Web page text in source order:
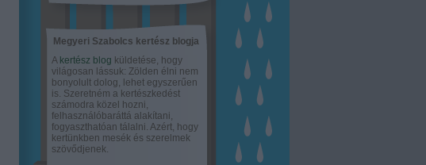
Megyeri Szabolcs kertész blogja
A kertész blog küldetése, hogy
világosan lássuk: Zölden élni nem
bonyolult dolog, lehet egyszerűen
is. Szeretném a kertészkedést
számodra közel hozni,
felhasználóbaráttá alakítani,
fogyaszthatóan tálalni. Azért, hogy
kertünkben mesék és szerelmek
szövődjenek.